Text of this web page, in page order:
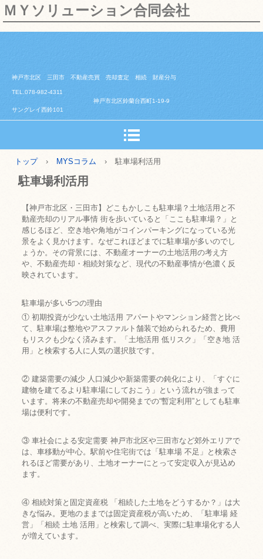
ＭＹソリューション合同会社
神戸市北区 三田市 不動産売買 売却査定 相続 財産分与
TEL.078-982-4311
神戸市北区鈴蘭台西町1-19-9
サングレイ西鈴101
トップ › MYSコラム › 駐車場利活用
駐車場利活用
【神戸市北区・三田市】どこもかしこも駐車場？土地活用と不
動産売却のリアル事情 街を歩いていると「ここも駐車場？」と
感じるほど、空き地や角地がコインパーキングになっている光
景をよく見かけます。なぜこれほどまでに駐車場が多いのでし
ょうか。その背景には、不動産オーナーの土地活用の考え方
や、不動産売却・相続対策など、現代の不動産事情が色濃く反
映されています。
駐車場が多い5つの理由
① 初期投資が少ない土地活用 アパートやマンション経営と比べ
て、駐車場は整地やアスファルト舗装で始められるため、費用
もリスクも少なく済みます。「土地活用 低リスク」「空き地 活
用」と検索する人に人気の選択肢です。
② 建築需要の減少 人口減少や新築需要の鈍化により、「すぐに
建物を建てるより駐車場にしておこう」という流れが強まって
います。将来の不動産売却や開発までの“暫定利用”としても駐車
場は便利です。
③ 車社会による安定需要 神戸市北区や三田市など郊外エリアで
は、車移動が中心。駅前や住宅街では「駐車場 不足」と検索さ
れるほど需要があり、土地オーナーにとって安定収入が見込め
ます。
④ 相続対策と固定資産税 「相続した土地をどうするか？」は大
きな悩み。更地のままでは固定資産税が高いため、「駐車場 経
営」「相続 土地 活用」と検索して調べ、実際に駐車場化する人
が増えています。